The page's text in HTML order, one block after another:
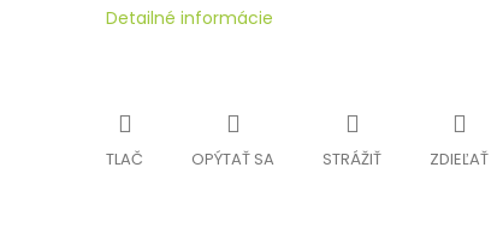
Detailné informácie
TLAČ OPÝTAŤ SA STRÁŽIŤ ZDIEĽAŤ